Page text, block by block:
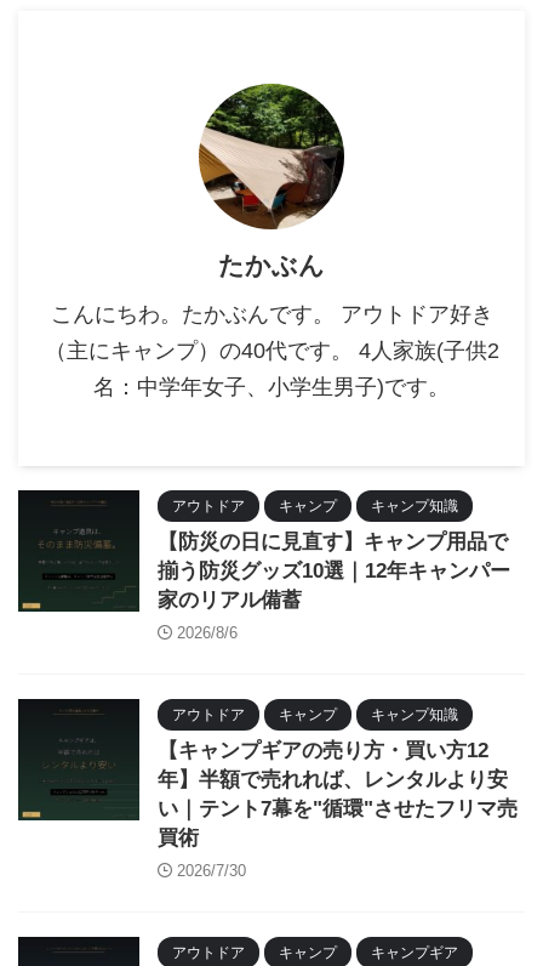
たかぶん
こんにちわ。たかぶんです。 アウトドア好き
（主にキャンプ）の40代です。 4人家族(子供2
名：中学年女子、小学生男子)です。
アウトドア キャンプ キャンプ知識
【防災の日に見直す】キャンプ用品で
揃う防災グッズ10選｜12年キャンパー
家のリアル備蓄
2026/8/6
アウトドア キャンプ キャンプ知識
【キャンプギアの売り方・買い方12
年】半額で売れれば、レンタルより安
い｜テント7幕を"循環"させたフリマ売
買術
2026/7/30
アウトドア キャンプ キャンプギア